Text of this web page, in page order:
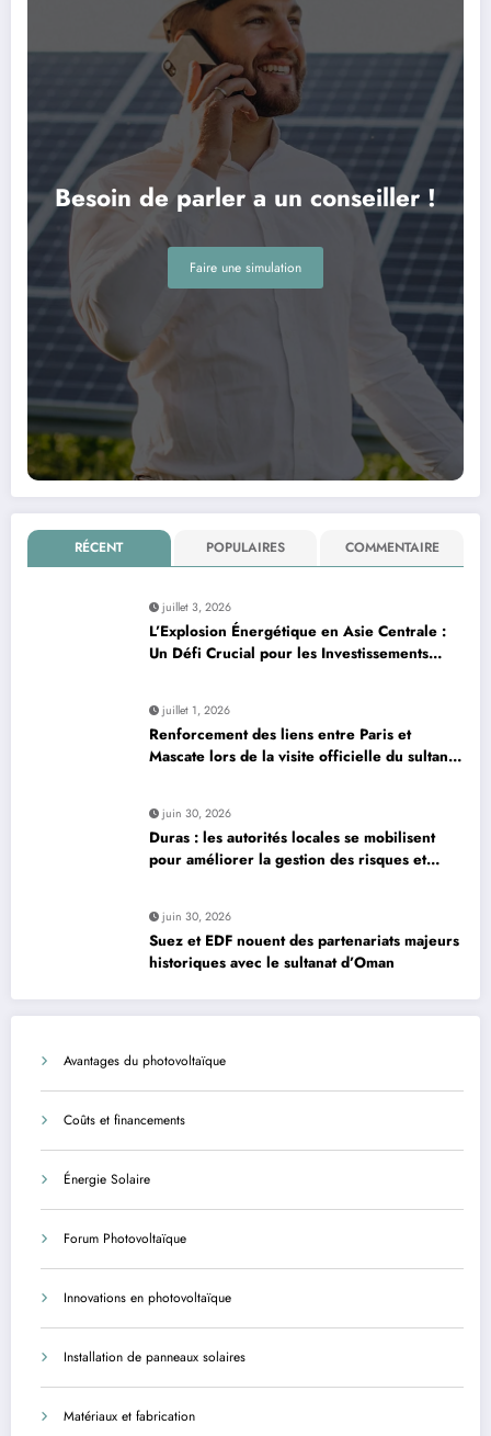
Besoin de parler a un conseiller !
Faire une simulation
RÉCENT POPULAIRES COMMENTAIRE
juillet 3, 2026
L’Explosion Énergétique en Asie Centrale :
Un Défi Crucial pour les Investissements
juillet 1, 2026
Renforcement des liens entre Paris et
Mascate lors de la visite officielle du sultan
juin 30, 2026
Duras : les autorités locales se mobilisent
pour améliorer la gestion des risques et
juin 30, 2026
Suez et EDF nouent des partenariats majeurs
historiques avec le sultanat d’Oman
Avantages du photovoltaïque
Coûts et financements
Énergie Solaire
Forum Photovoltaïque
Innovations en photovoltaïque
Installation de panneaux solaires
Matériaux et fabrication